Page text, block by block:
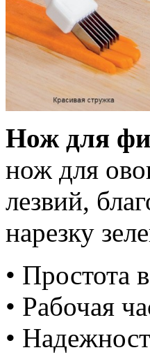
Нож для
нож для
лезвий,
нарезку
• Простота
• Рабочая
•